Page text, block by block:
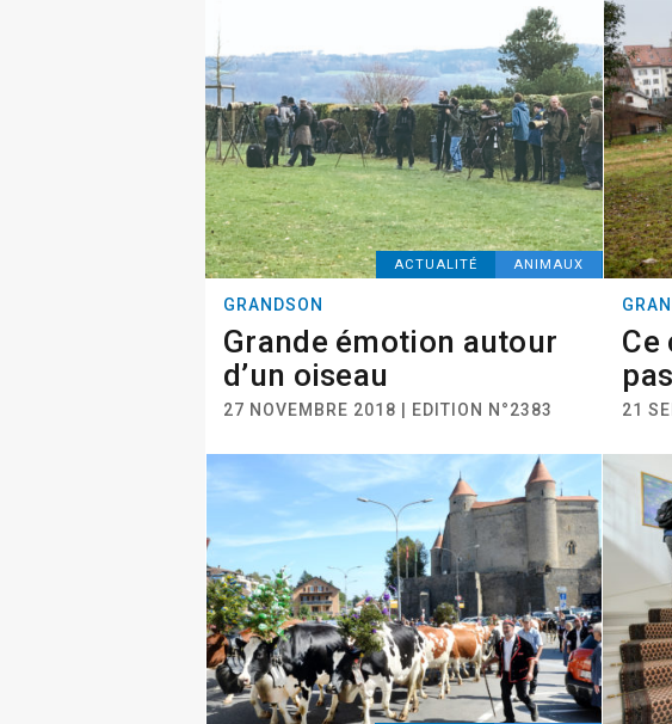
ACTUALITÉ ANIMAUX
GRANDSON
Grande émotion autour
d’un oiseau
27 NOVEMBRE 2018 | EDITION N°2383
Ce
21